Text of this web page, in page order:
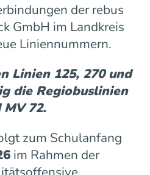
der rebus
GmbH im Landkreis
Liniennummern.
Linien 125, 270 und
die Regiobuslinien
MV 72.
zum Schulanfang
im Rahmen der